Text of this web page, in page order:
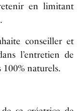
en limitant
conseiller et
l’entretien de
100% naturels.